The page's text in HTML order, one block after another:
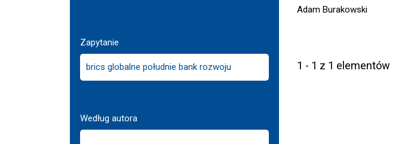
Zapytanie
Według autora
Adam Burakowski
1 - 1 z 1 elementów